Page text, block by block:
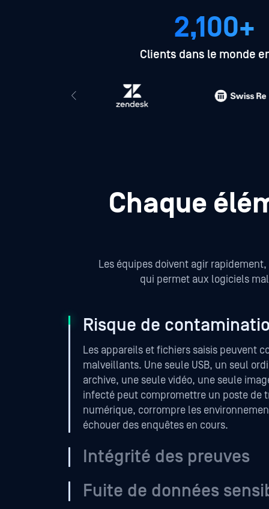
2,100+
Clients dans le monde
Chaque
Les équipes doivent agir
qui permet aux logiciels
Risque de
Les appareils et fichiers saisis peuvent
malveillants. Une seule USB, un seul
archive, une seule vidéo, une seule
infecté peut compromettre un poste de
numérique, corrompre les
échouer des enquêtes en cours.
Intégrité des preuves
Fuite de données